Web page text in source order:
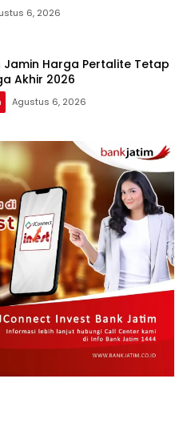
6, 2026
Jamin Harga Pertalite Tetap
Akhir 2026
Agustus 6, 2026